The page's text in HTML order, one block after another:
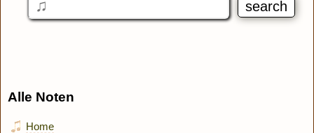
Alle Noten
Home